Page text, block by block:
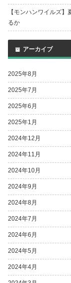
【モンハンワイルズ
るか
アーカイブ
2025年8月
2025年7月
2025年6月
2025年1月
2024年12月
2024年11月
2024年10月
2024年9月
2024年8月
2024年7月
2024年6月
2024年5月
2024年4月